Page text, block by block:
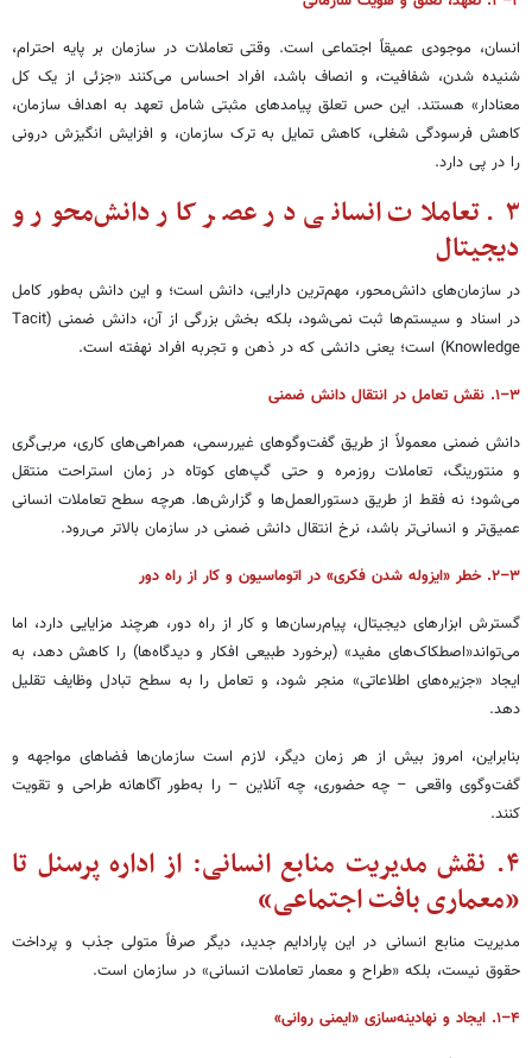
انسان، موجودی عمیقاً اجتماعی است. وقتی تعاملات در سازمان بر پایه احترام،
شنیده شدن، شفافیت، و انصاف باشد، افراد احساس می‌کنند «جزئی از یک کل
معنادار» هستند. این حس تعلق پیامدهای مثبتی شامل تعهد به اهداف سازمان،
کاهش فرسودگی شغلی، کاهش تمایل به ترک سازمان، و افزایش انگیزش درونی
را در پی دارد.
۳. تعاملات انسانی در عصر کار دانش‌محور و
دیجیتال
در سازمان‌های دانش‌محور، مهم‌ترین دارایی، دانش است؛ و این دانش به‌طور کامل
در اسناد و سیستم‌ها ثبت نمی‌شود، بلکه بخش بزرگی از آن، دانش ضمنی (Tacit
Knowledge) است؛ یعنی دانشی که در ذهن و تجربه افراد نهفته است.
۳–۱. نقش تعامل در انتقال دانش ضمنی
دانش ضمنی معمولاً از طریق گفت‌وگوهای غیررسمی، همراهی‌های کاری، مربی‌گری
و منتورینگ، تعاملات روزمره و حتی گپ‌های کوتاه در زمان استراحت منتقل
می‌شود؛ نه فقط از طریق دستورالعمل‌ها و گزارش‌ها. هرچه سطح تعاملات انسانی
عمیق‌تر و انسانی‌تر باشد، نرخ انتقال دانش ضمنی در سازمان بالاتر می‌رود.
۳–۲. خطر «ایزوله شدن فکری» در اتوماسیون و کار از راه دور
گسترش ابزارهای دیجیتال، پیام‌رسان‌ها و کار از راه دور، هرچند مزایایی دارد، اما
می‌تواند«اصطکاک‌های مفید» (برخورد طبیعی افکار و دیدگاه‌ها) را کاهش دهد، به
ایجاد «جزیره‌های اطلاعاتی» منجر شود، و تعامل را به سطح تبادل وظایف تقلیل
دهد.
بنابراین، امروز بیش از هر زمان دیگر، لازم است سازمان‌ها فضاهای مواجهه و
گفت‌وگوی واقعی – چه حضوری، چه آنلاین – را به‌طور آگاهانه طراحی و تقویت
کنند.
۴. نقش مدیریت منابع انسانی: از اداره پرسنل تا
«معماری بافت اجتماعی»
مدیریت منابع انسانی در این پارادایم جدید، دیگر صرفاً متولی جذب و پرداخت
حقوق نیست، بلکه «طراح و معمار تعاملات انسانی» در سازمان است.
۴–۱. ایجاد و نهادینه‌سازی «ایمنی روانی»